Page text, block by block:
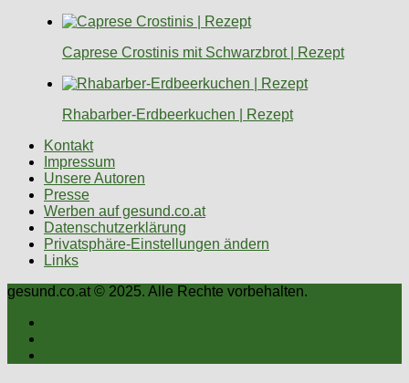
Caprese Crostinis mit Schwarzbrot | Rezept
Rhabarber-Erdbeerkuchen | Rezept
Kontakt
Impressum
Unsere Autoren
Presse
Werben auf gesund.co.at
Datenschutzerklärung
Privatsphäre-Einstellungen ändern
Links
gesund.co.at © 2025. Alle Rechte vorbehalten.